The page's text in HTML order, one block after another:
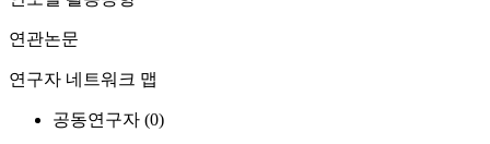
연관논문
연구자 네트워크 맵
공동연구자 (0)